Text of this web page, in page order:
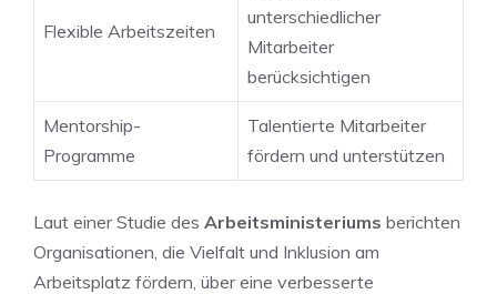
Flexible Arbeitszeiten
unterschiedlicher
Mitarbeiter
berücksichtigen
Mentorship-
Programme
Talentierte Mitarbeiter
fördern und unterstützen
Laut‍ einer Studie des Arbeitsministeriums berichten
Organisationen,⁤ die Vielfalt und Inklusion am
‍Arbeitsplatz fördern,⁣ über ‌eine verbesserte